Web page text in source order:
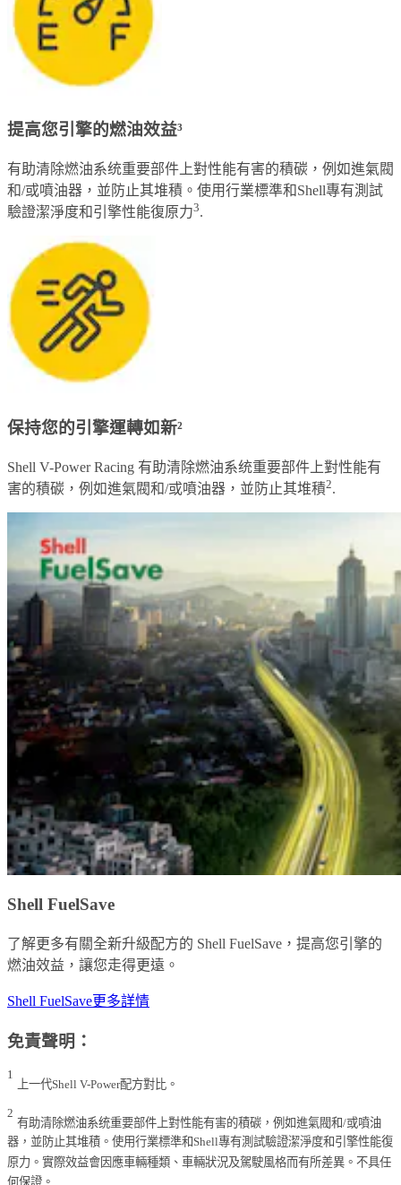
提高您引擎的燃油效益³
有助清除燃油系统重要部件上對性能有害的積碳，例如進氣閥
和/或噴油器，並防止其堆積。使用行業標準和Shell專有測試
驗證潔淨度和引擎性能復原力3.
保持您的引擎運轉如新²
Shell V-Power Racing 有助清除燃油系统重要部件上對性能有
害的積碳，例如進氣閥和/或噴油器，並防止其堆積2.
Shell FuelSave
了解更多有關全新升級配方的 Shell FuelSave，提高您引擎的
燃油效益，讓您走得更遠。
Shell FuelSave更多詳情
免責聲明：
1
上一代Shell V-Power配方對比。
2
有助清除燃油系统重要部件上對性能有害的積碳，例如進氣閥和/或噴油
器，並防止其堆積。使用行業標準和Shell專有測試驗證潔淨度和引擎性能復
原力。實際效益會因應車輛種類、車輛狀況及駕駛風格而有所差異。不具任
何保證。